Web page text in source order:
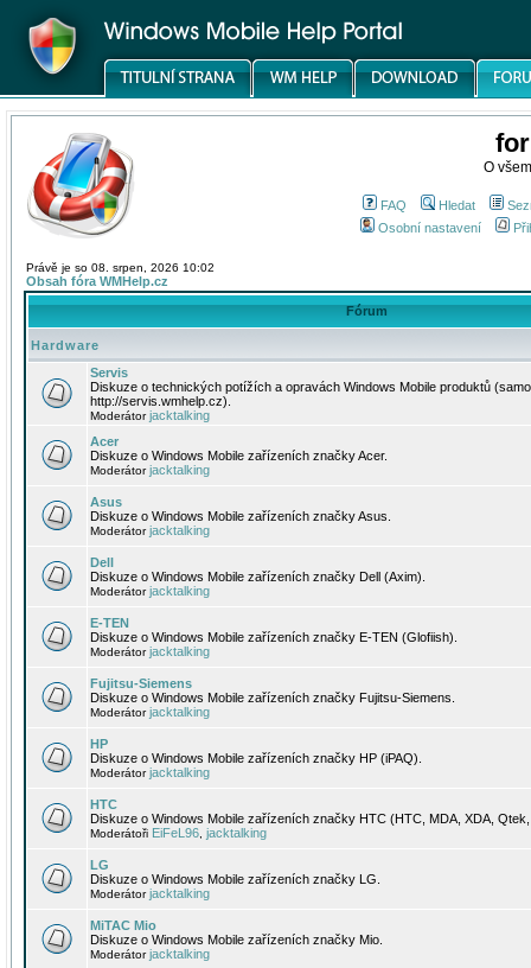
O
FAQ Hledat
Osobní nastavení
Právě je so 08. srpen, 2026 10:02
Obsah fóra WMHelp.cz
Fórum
Hardware
Servis
Diskuze o technických potížích a opravách Windows Mobile produktů
http://servis.wmhelp.cz).
Moderátorjacktalking
Acer
Diskuze o Windows Mobile zařízeních značky Acer.
Moderátorjacktalking
Asus
Diskuze o Windows Mobile zařízeních značky Asus.
Moderátorjacktalking
Dell
Diskuze o Windows Mobile zařízeních značky Dell (Axim).
Moderátorjacktalking
E-TEN
Diskuze o Windows Mobile zařízeních značky E-TEN (Glofiish).
Moderátorjacktalking
Fujitsu-Siemens
Diskuze o Windows Mobile zařízeních značky Fujitsu-Siemens.
Moderátorjacktalking
HP
Diskuze o Windows Mobile zařízeních značky HP (iPAQ).
Moderátorjacktalking
HTC
Diskuze o Windows Mobile zařízeních značky HTC (HTC, MDA, XDA,
Moderátoři EiFeL96 jacktalking
LG
Diskuze o Windows Mobile zařízeních značky LG.
Moderátorjacktalking
MiTAC Mio
Diskuze o Windows Mobile zařízeních značky Mio.
Moderátorjacktalking